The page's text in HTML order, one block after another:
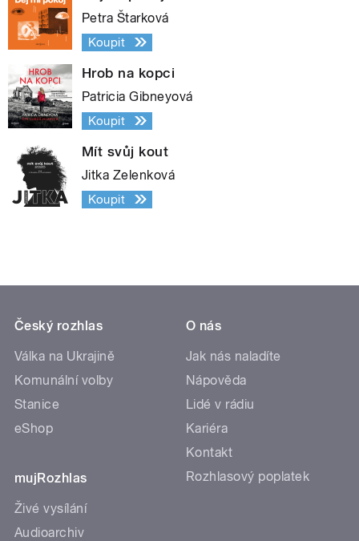
Petra Štarková
Koupit
Hrob na kopci
Patricia Gibneyová
Koupit
Mít svůj kout
Jitka Zelenková
Koupit
Český rozhlas
Válka na Ukrajině
Komunální volby
Stanice
eShop
mujRozhlas
Živé vysílání
Audioarchiv
O nás
Jak nás naladíte
Nápověda
Lidé v rádiu
Kariéra
Kontakt
Rozhlasový poplatek